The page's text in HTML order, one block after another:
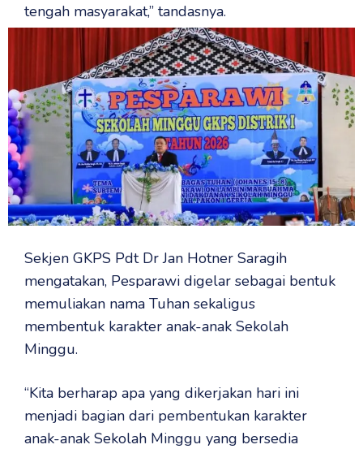
tengah masyarakat,” tandasnya.
Sekjen GKPS Pdt Dr Jan Hotner Saragih
mengatakan, Pesparawi digelar sebagai bentuk
memuliakan nama Tuhan sekaligus
membentuk karakter anak-anak Sekolah
Minggu.
“Kita berharap apa yang dikerjakan hari ini
menjadi bagian dari pembentukan karakter
anak-anak Sekolah Minggu yang bersedia